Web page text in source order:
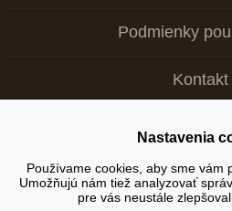
Podmienky
Kontakt
Copyright ©
+ Tvoja recenzia je
Nastavenia
Používame cookies, aby sme vám
Umožňujú nám tiež analyzovať
pre vás neustále